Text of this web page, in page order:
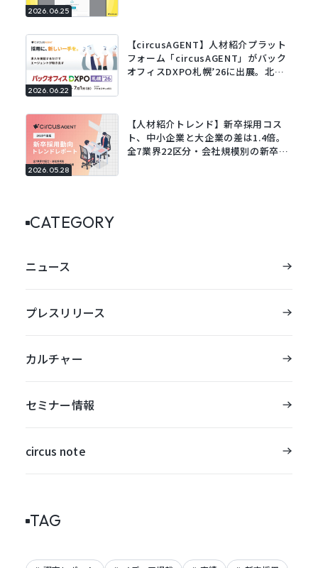
2026.06.25
2026.06.22
【circusAGENT】人材紹介プラット
フォーム「circusAGENT」がバック
オフィスDXPO札幌’26に出展。北海
2026.05.28
【人材紹介トレンド】新卒採用コス
ト、中小企業と大企業の差は1.4倍。
全7業界22区分・会社規模別の新卒採
CATEGORY
ニュース
プレスリリース
カルチャー
セミナー情報
circus note
TAG